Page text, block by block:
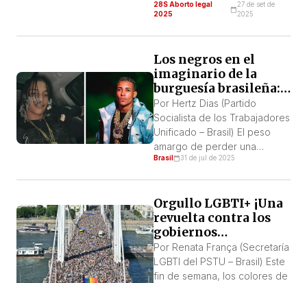
Caribe por la Legalización del
fundamental para reafirmar: la
aborto no es un tema
secundario ni una cuestión de
moralidad individual, sino una
cuestión vital de salud
pública, de […]
28S Aborto legal
2025
27 de set de
2025
Los negros en el
imaginario de la
burguesía brasileña:
el caso de los MC’s
Oruam y Poze
Por Hertz Dias (Partido
Socialista de los Trabajadores
Unificado – Brasil) El peso
amargo de perder una
luchael llanto de una madre la
uncolor rojo, que era de la
sangre de los moradoresel
estado solo estaba haciendo
su trabajomatando a un
inocente allí en Santo
Amaroentonces […]
Brasil 31 de jul de 2025
Orgullo LGBTI+ ¡Una
revuelta contra los
gobiernos
reaccionarios de todo
el mundo!
Por Renata França (Secretaría
LGBTI del PSTU – Brasil) Este
fin de semana, los colores de